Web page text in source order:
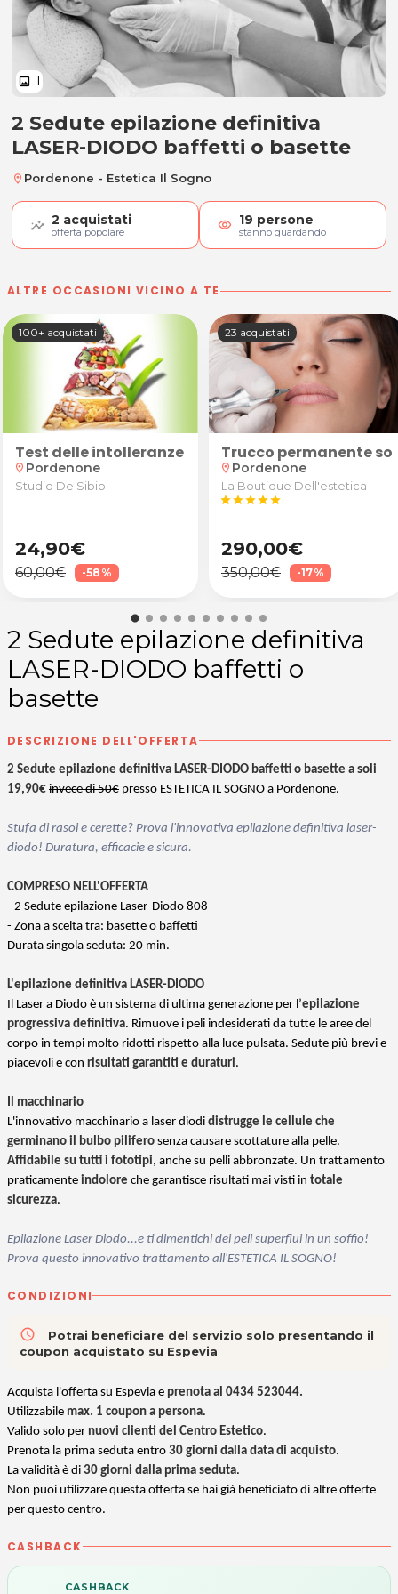
image 1
2 Sedute epilazione definitiva
2 Sedute epilazione definitiva
LASER-DIODO baffetti o basette
location_on Pordenone - Estetica Il Sogno
2 acquistati
offerta popolare visibility 19 persone
stanno guardando
ALTRE OCCASIONI VICINO A TE
idratante da Elisa Perez Arte Capelli a
anamnesi, valutazione degli obiettivi e test
100+ acquistati
Test delle intolleranze alimentari
location_on Pordenone
Studio De Sibio
24,90€
60,00€ -58%
23 acquistati
Trucco permanente
location_on Pordenone
La Boutique Dell'estetica
starstarstarstarstar
290,00€
350,00€ -17%
2 Sedute epilazione definitiva
LASER-DIODO baffetti o
basette
DESCRIZIONE DELL'OFFERTA
2 Sedute epilazione definitiva LASER-DIODO baffetti o basette a soli
19,90€ invece di 50€ presso ESTETICA IL SOGNO a Pordenone.
Stufa di rasoi e cerette? Prova l'innovativa epilazione definitiva laser-
diodo! Duratura, efficacie e sicura.
COMPRESO NELL'OFFERTA
- 2 Sedute epilazione Laser-Diodo 808
- Zona a scelta tra: basette o baffetti
Durata singola seduta: 20 min.
L'epilazione definitiva LASER-DIODO
Il Laser a Diodo è un sistema di ultima generazione per l’epilazione
progressiva definitiva. Rimuove i peli indesiderati da tutte le aree del
corpo in tempi molto ridotti rispetto alla luce pulsata. Sedute più brevi e
piacevoli e con risultati garantiti e duraturi.
Il macchinario
L'innovativo macchinario a laser diodi distrugge le cellule che
germinano il bulbo pilifero senza causare scottature alla pelle.
Affidabile su tutti i fototipi, anche su pelli abbronzate. Un trattamento
praticamente indolore che garantisce risultati mai visti in totale
sicurezza.
Epilazione Laser Diodo...e ti dimentichi dei peli superflui in un soffio!
Prova questo innovativo trattamento all'ESTETICA IL SOGNO!
CONDIZIONI
access_time
Potrai beneficiare del servizio solo presentando il
coupon acquistato su Espevia
Acquista l'offerta su Espevia e prenota al 0434 523044.
Utilizzabile max. 1 coupon a persona.
Valido solo per nuovi clienti del Centro Estetico.
Prenota la prima seduta entro 30 giorni dalla data di acquisto.
La validità è di 30 giorni dalla prima seduta.
Non puoi utilizzare questa offerta se hai già beneficiato di altre offerte
per questo centro.
CASHBACK
CASHBACK